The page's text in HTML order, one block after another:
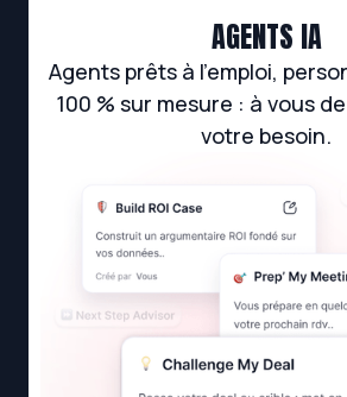
AGENTS IA
Agents prêts à l’emploi,
100 % sur mesure : à vous
votre besoin.